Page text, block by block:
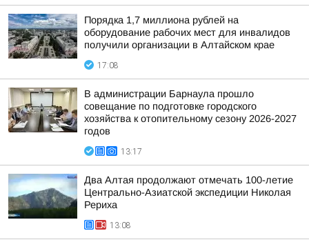
Порядка 1,7 миллиона рублей на
оборудование рабочих мест для инвалидов
получили организации в Алтайском крае
17:08
В администрации Барнаула прошло
совещание по подготовке городского
хозяйства к отопительному сезону 2026-2027
годов
13:17
Два Алтая продолжают отмечать 100-летие
Центрально-Азиатской экспедиции Николая
Рериха
13:08